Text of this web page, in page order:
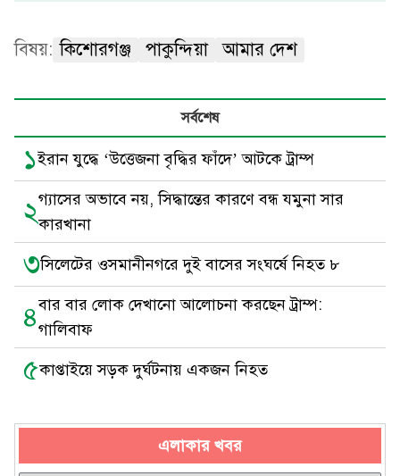
বিষয়: কিশোরগঞ্জ পাকুন্দিয়া আমার দেশ
সর্বশেষ
১ইরান যুদ্ধে ‘উত্তেজনা বৃদ্ধির ফাঁদে’ আটকে ট্রাম্প
২গ্যাসের অভাবে নয়, সিদ্ধান্তের কারণে বন্ধ যমুনা সার
কারখানা
৩সিলেটের ওসমানীনগরে দুই বাসের সংঘর্ষে নিহত ৮
৪বার বার লোক দেখানো আলোচনা করছেন ট্রাম্প:
গালিবাফ
৫কাপ্তাইয়ে সড়ক দুর্ঘটনায় একজন নিহত
এলাকার খবর